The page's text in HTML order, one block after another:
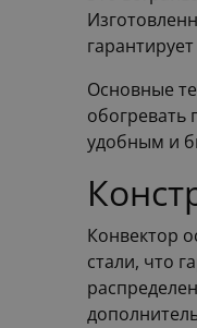
Основные
обогревать
удобным и
Конвектор
стали, что